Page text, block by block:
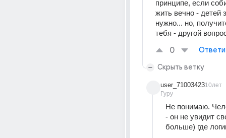
принципе, если
жить вечно - детей
нужно... но,
тебя - другой
0
Скрыть ветку
user_71003423
Гуру
10лет
Не понимаю.
- он не увидит
больше) где